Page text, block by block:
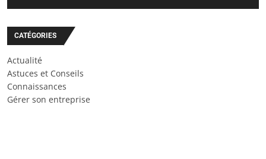
CATÉGORIES
Actualité
Astuces et Conseils
Connaissances
Gérer son entreprise